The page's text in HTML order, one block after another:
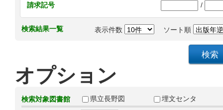
請求記号
/
検索結果一覧 表示件数 ソート順
オプション
検索対象図書館 県立長野図
埋文センタ